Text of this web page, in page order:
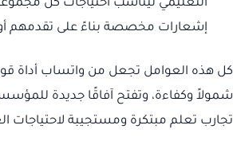
التعليمي ليناسب احتياجات كل
إشعارات مخصصة بناءً على تقدمهم أو
كل هذه العوامل تجعل من واتساب أداة
شمولاً وكفاءة، وتفتح آفاقًا جديدة
تجارب تعلم مبتكرة ومستجيبة لاحتياجات